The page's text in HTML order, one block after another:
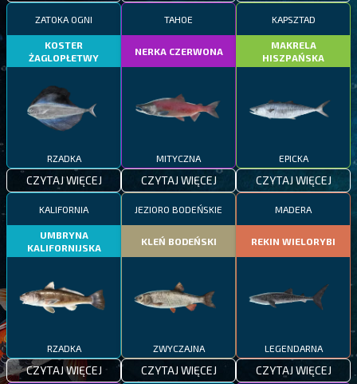
ZATOKA OGNI
KOSTER
ŻAGLOPŁETWY
RZADKA
CZYTAJ WIĘCEJ
TAHOE
NERKA CZERWONA
MITYCZNA
CZYTAJ WIĘCEJ
KAPSZTAD
MAKRELA
HISZPAŃSKA
EPICKA
CZYTAJ WIĘCEJ
KALIFORNIA
UMBRYNA
KALIFORNIJSKA
RZADKA
CZYTAJ WIĘCEJ
JEZIORO BODEŃSKIE
KLEŃ BODEŃSKI
ZWYCZAJNA
CZYTAJ WIĘCEJ
MADERA
REKIN WIELORYBI
LEGENDARNA
CZYTAJ WIĘCEJ